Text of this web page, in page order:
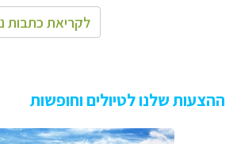
לקריאת כתבות
ההצעות שלנו לטיולים וחופשות